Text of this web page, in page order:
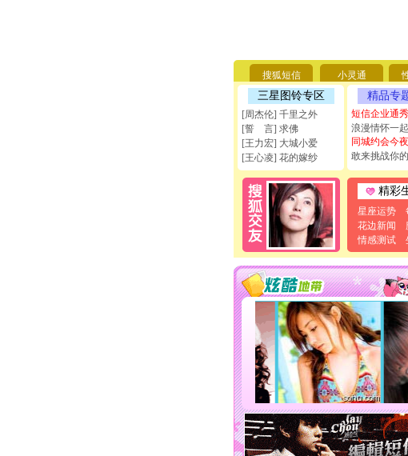
搜狐短信 小灵通
三星图铃专区
[周杰伦] 千里之外
[誓 言] 求佛
[王力宏] 大城小爱
[王心凌] 花的嫁纱
精品专
短信企业通
浪漫情怀一
同城约会今
敢来挑战你
精彩
星座运势
花边新闻
情感测试